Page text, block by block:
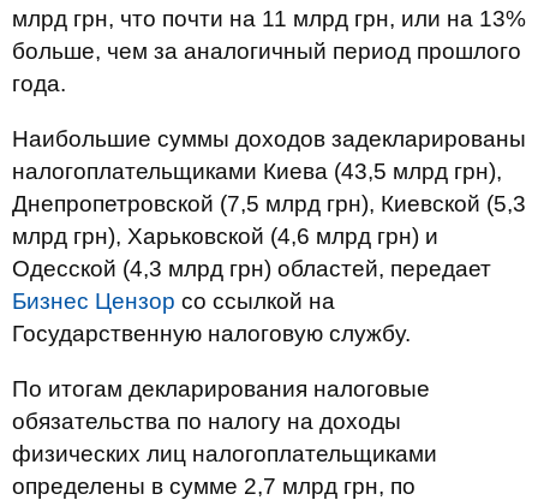
млрд грн, что почти на 11 млрд грн, или на 13%
больше, чем за аналогичный период прошлого
года.
Наибольшие суммы доходов задекларированы
налогоплательщиками Киева (43,5 млрд грн),
Днепропетровской (7,5 млрд грн), Киевской (5,3
млрд грн), Харьковской (4,6 млрд грн) и
Одесской (4,3 млрд грн) областей, передает
Бизнес Цензор со ссылкой на
Государственную налоговую службу.
По итогам декларирования налоговые
обязательства по налогу на доходы
физических лиц налогоплательщиками
определены в сумме 2,7 млрд грн, по